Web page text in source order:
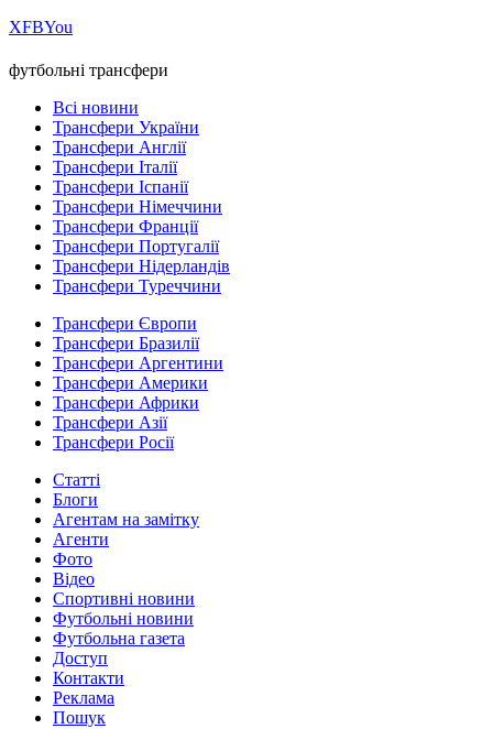
ХFBYou
футбольні трансфери
Всі новини
Трансфери України
Трансфери Англії
Трансфери Італії
Трансфери Іспанії
Трансфери Німеччини
Трансфери Франції
Трансфери Португалії
Трансфери Нідерландів
Трансфери Туреччини
Трансфери Європи
Трансфери Бразилії
Трансфери Аргентини
Трансфери Америки
Трансфери Африки
Трансфери Азії
Трансфери Росії
Статті
Блоги
Агентам на замітку
Агенти
Фото
Відео
Спортивні новини
Футбольні новини
Футбольна газета
Доступ
Контакти
Реклама
Пошук